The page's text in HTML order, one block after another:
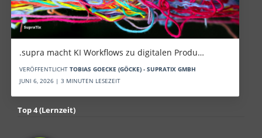
.supra macht KI Workflows zu digitalen Produ…
VERÖFFENTLICHT TOBIAS GOECKE (GÖCKE) - SUPRATIX GMBH
JUNI 6, 2026 | 3 MINUTEN LESEZEIT
Top 4 (Lernzeit)